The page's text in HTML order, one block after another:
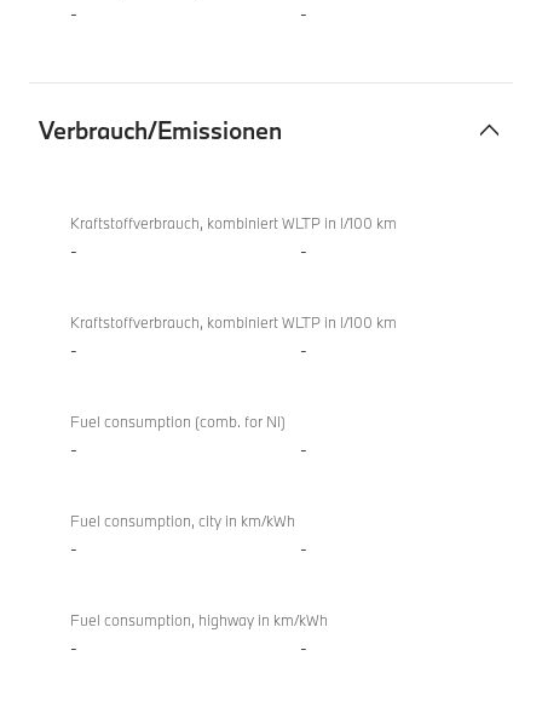
- -
Verbrauch/Emissionen
xDrive20d
Kraftstoffverbrauch, kombiniert WLTP in l/100 km
- -
Kraftstoffverbrauch, kombiniert WLTP in l/100 km
- -
Fuel consumption (comb. for NI)
- -
Fuel consumption, city in km/kWh
- -
Fuel consumption, highway in km/kWh
- -